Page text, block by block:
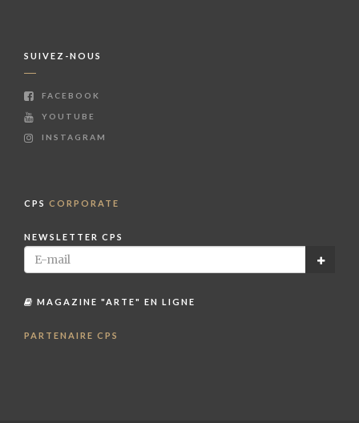
SUIVEZ-NOUS
FACEBOOK
YOUTUBE
INSTAGRAM
CPS CORPORATE
NEWSLETTER CPS
MAGAZINE "ARTE" EN LIGNE
PARTENAIRE CPS